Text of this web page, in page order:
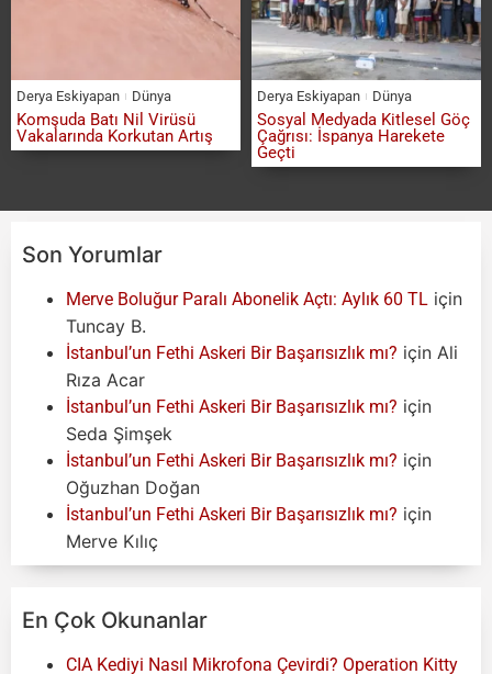
Derya Eskiyapan Dünya
Komşuda Batı Nil Virüsü
Vakalarında Korkutan Artış
Derya Eskiyapan Dünya
Sosyal Medyada Kitlesel Göç
Çağrısı: İspanya Harekete
Geçti
Son Yorumlar
Merve Boluğur Paralı Abonelik Açtı: Aylık 60 TL için
Tuncay B.
İstanbul’un Fethi Askeri Bir Başarısızlık mı? için Ali
Rıza Acar
İstanbul’un Fethi Askeri Bir Başarısızlık mı? için
Seda Şimşek
İstanbul’un Fethi Askeri Bir Başarısızlık mı? için
Oğuzhan Doğan
İstanbul’un Fethi Askeri Bir Başarısızlık mı? için
Merve Kılıç
En Çok Okunanlar
CIA Kediyi Nasıl Mikrofona Çevirdi? Operation Kitty